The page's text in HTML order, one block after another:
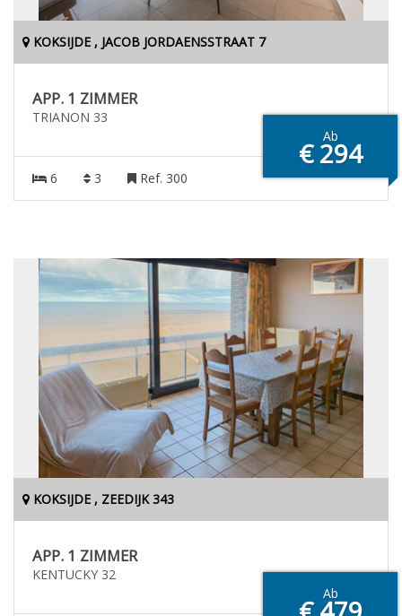
KOKSIJDE , JACOB JORDAENSSTRAAT 7
APP. 1 ZIMMER
TRIANON 33
Ab
€ 294
6 3 Ref. 300
KOKSIJDE , ZEEDIJK 343
APP. 1 ZIMMER
KENTUCKY 32
Ab